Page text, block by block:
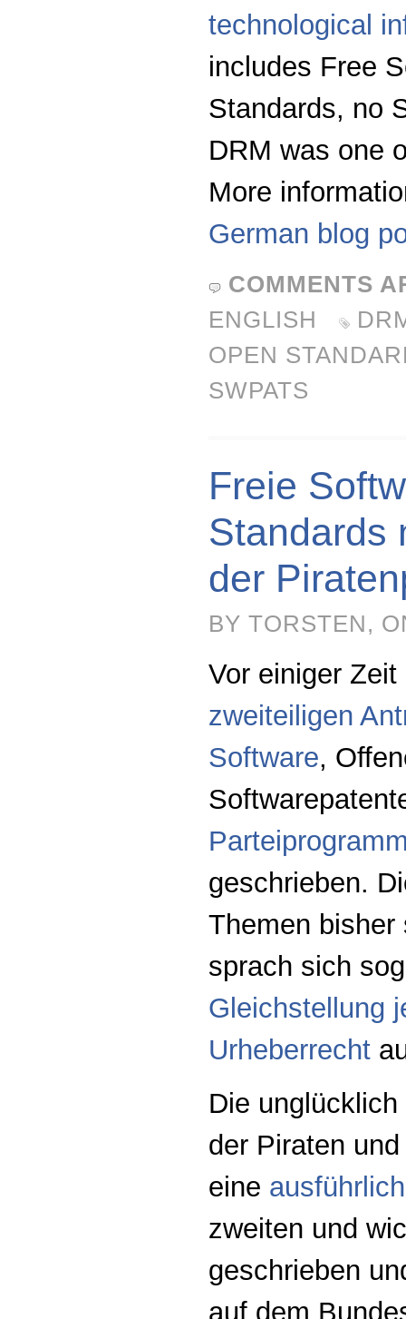
technological
includes Free
Standards, no
DRM was one
More
German blog
COMMENTS
ENGLISH
OPEN
SWPATS
Freie
Standards
der
BY TORSTEN,
Vor einiger
zweiteiligen
Software,
geschrieben.
Themen
sprach sich
Gleichstellung
Urheberrecht
Die
der Piraten
eine
zweiten und
geschrieben
auf dem